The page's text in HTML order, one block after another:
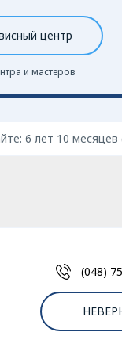
центр
и мастеров
6 лет 10
(048)